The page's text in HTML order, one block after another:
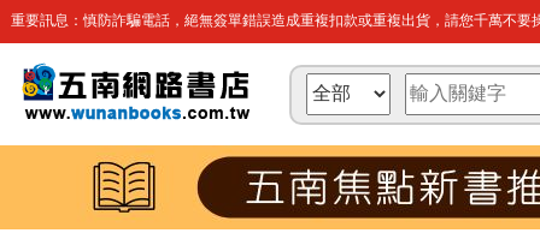
重要訊息：慎防詐騙電話，絕無簽單錯誤造成重複扣款或重複出貨，請您千萬不要